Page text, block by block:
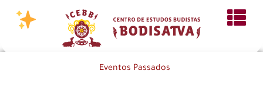
Eventos Passados